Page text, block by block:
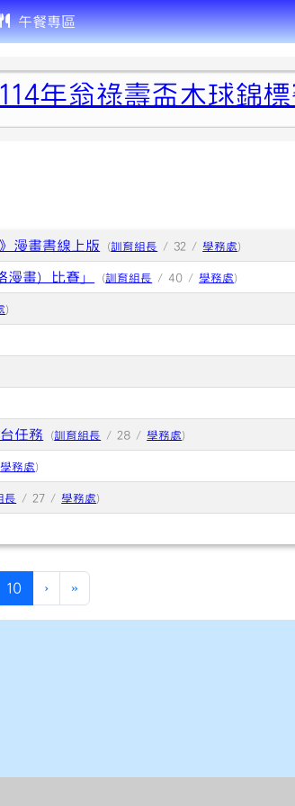
午餐專區
年翁祿壽盃木球錦標賽
漫畫書線上版 (訓育組長 / 32 / 學務處)
畫）比賽」 (訓育組長 / 40 / 學務處)
)
任務 (訓育組長 / 28 / 學務處)
學務處)
長 / 27 / 學務處)
10 (current)
› »